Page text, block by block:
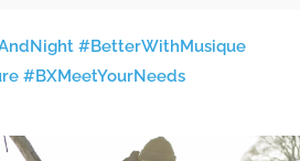
#BetterWithMusique
#BXMeetYourNeeds